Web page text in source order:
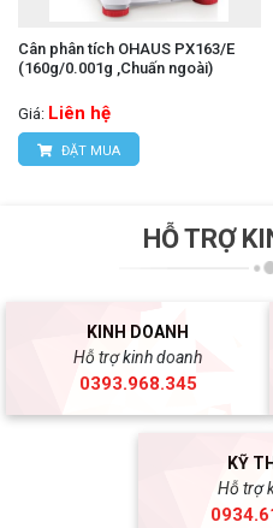
Cân phân tích OHAUS PX163/E
(160g/0.001g ,Chuấn ngoài)
Giá: Liên hệ
ĐẶT MUA
HỖ TRỢ
KINH DOANH
Hỗ trợ kinh doanh
0393.968.345
KỸ
Hỗ trợ